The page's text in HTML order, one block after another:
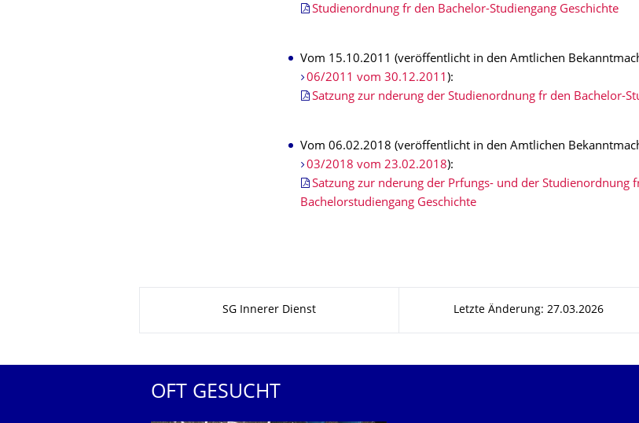
Studienordnung fr den Bachelor-Studiengang Geschichte
Vom 15.10.2011 (veröffentlicht in den Amtlichen
06/2011 vom 30.12.2011 ):
Satzung zur nderung der Studienordnung fr den Bachelor-
Vom 06.02.2018 (veröffentlicht in den Amtlichen
03/2018 vom 23.02.2018):
Satzung zur nderung der Prfungs- und der Studienordnung
Bachelorstudiengang Geschichte
SG Innerer Dienst Letzte Änderung: 27.03.2026
OFT GESUCHT